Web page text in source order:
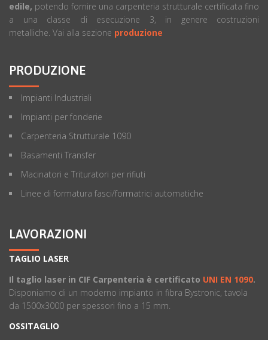
edile, potendo fornire una carpenteria strutturale certificata fino
a una classe di esecuzione 3, in genere costruzioni
metalliche. Vai alla sezione produzione
PRODUZIONE
Impianti Industriali
Impianti per fonderie
Carpenteria Strutturale 1090
Basamenti Transfer
Macinatori e Trituratori per rifiuti
Linee di formatura fasci/formatrici automatiche
LAVORAZIONI
TAGLIO LASER
Il taglio laser in CIF Carpenteria è certificato UNI EN 1090.
Disponiamo di un moderno impianto in fibra Bystronic, tavola
da 1500x3000 per spessori fino a 15 mm.
OSSITAGLIO